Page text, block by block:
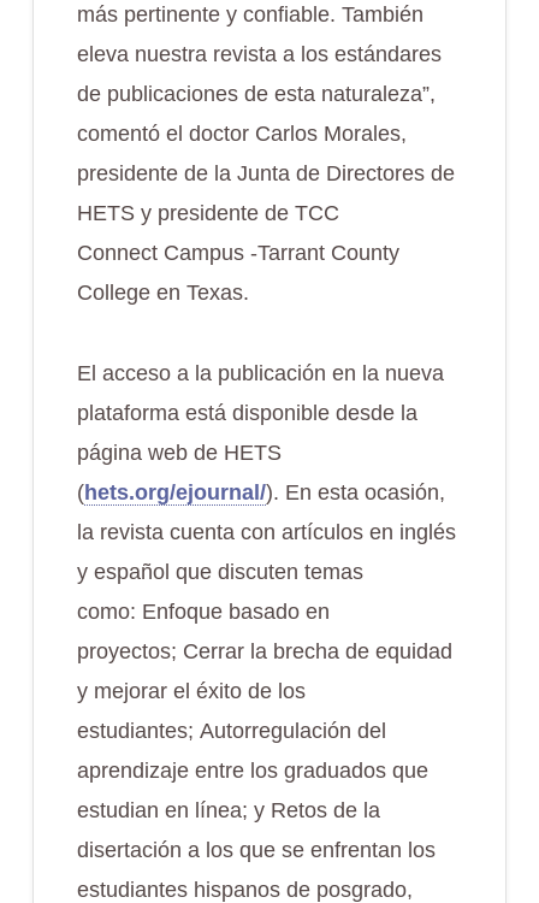
más pertinente y confiable. También
eleva nuestra revista a los estándares
de publicaciones de esta naturaleza”,
comentó el doctor Carlos Morales,
presidente de la Junta de Directores de
HETS y presidente de TCC
Connect Campus -Tarrant County
College en Texas.
El acceso a la publicación en la nueva
plataforma está disponible desde la
página web de HETS
(hets.org/ejournal/). En esta ocasión,
la revista cuenta con artículos en inglés
y español que discuten temas
como: Enfoque basado en
proyectos; Cerrar la brecha de equidad
y mejorar el éxito de los
estudiantes; Autorregulación del
aprendizaje entre los graduados que
estudian en línea; y Retos de la
disertación a los que se enfrentan los
estudiantes hispanos de posgrado,